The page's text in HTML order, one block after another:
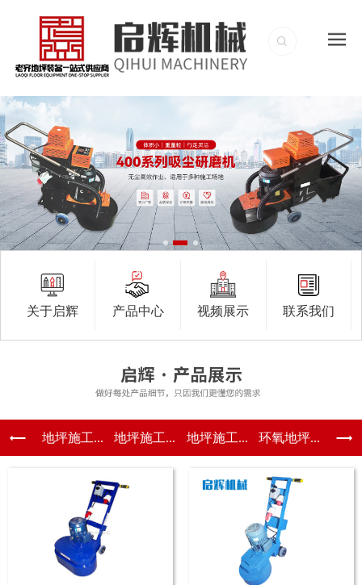
关于启辉 产品中心 视频展示 联系我们
地坪施工... 地坪施工... 地坪施工... 环氧地坪...